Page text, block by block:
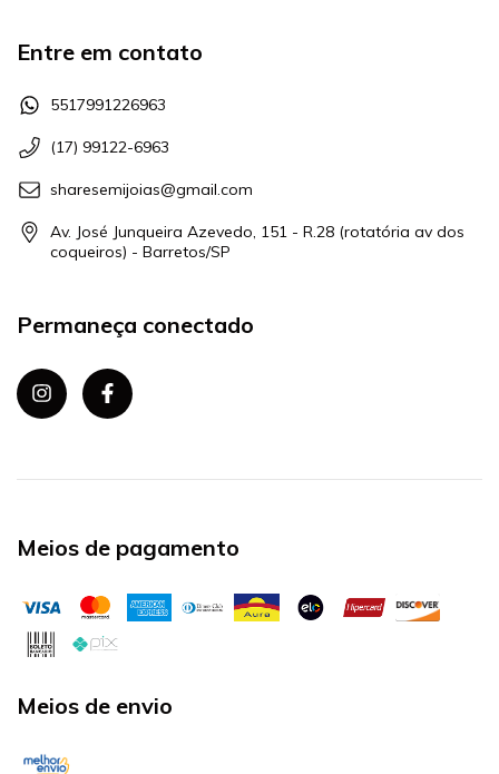
Entre em contato
5517991226963
(17) 99122-6963
sharesemijoias@gmail.com
Av. José Junqueira Azevedo, 151 - R.28 (rotatória av dos
coqueiros) - Barretos/SP
Permaneça conectado
Meios de pagamento
Meios de envio